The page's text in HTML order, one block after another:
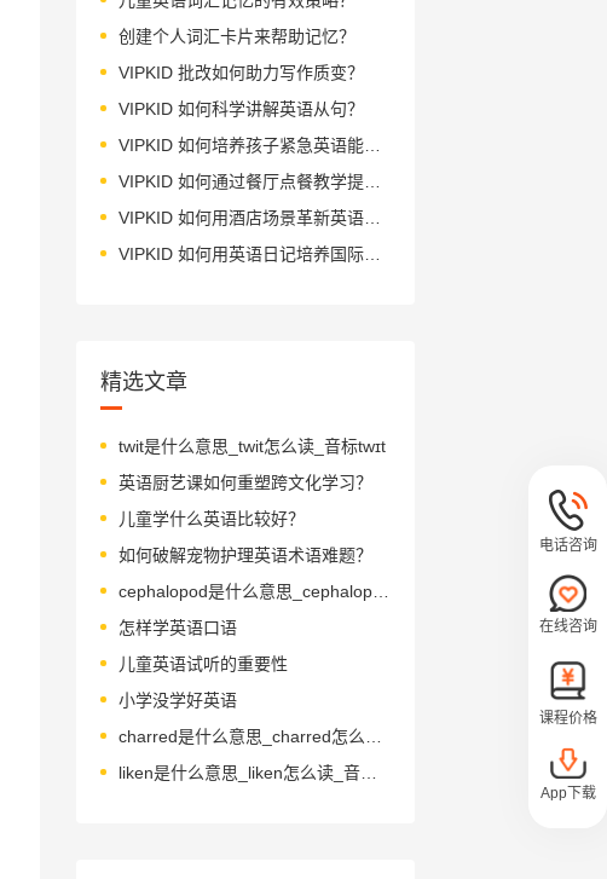
创建个人词汇卡片来帮助记忆？
VIPKID 批改如何助力写作质变？
VIPKID 如何科学讲解英语从句？
VIPKID 如何培养孩子紧急英语能力？
VIPKID 如何通过餐厅点餐教学提升少儿英语应用能力？
VIPKID 如何用酒店场景革新英语教学？
VIPKID 如何用英语日记培养国际化人才？
精选文章
twit是什么意思_twit怎么读_音标twɪt
英语厨艺课如何重塑跨文化学习？
儿童学什么英语比较好？
如何破解宠物护理英语术语难题？
cephalopod是什么意思_cephalopod怎么读_音标ˈsefələpɒd
怎样学英语口语
儿童英语试听的重要性
小学没学好英语
liken是什么意思_liken怎么读_音标'laɪkən
电话咨询
在线咨询
课程价格
App下载